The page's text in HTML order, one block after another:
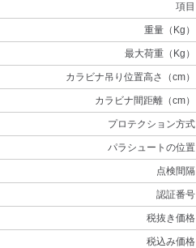
項目
重量（Kg）
最大荷重（Kg）
カラビナ吊り位置高さ（cm）
カラビナ間距離（cm）
プロテクション方式
パラシュートの位置
点検間隔
認証番号
税抜き価格
税込み価格